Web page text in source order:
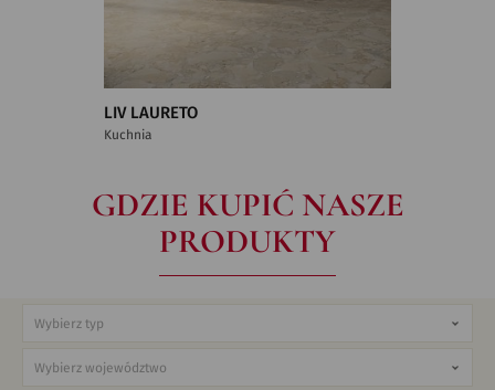
LIV LAURETO
Kuchnia
GDZIE KUPIĆ NASZE
PRODUKTY